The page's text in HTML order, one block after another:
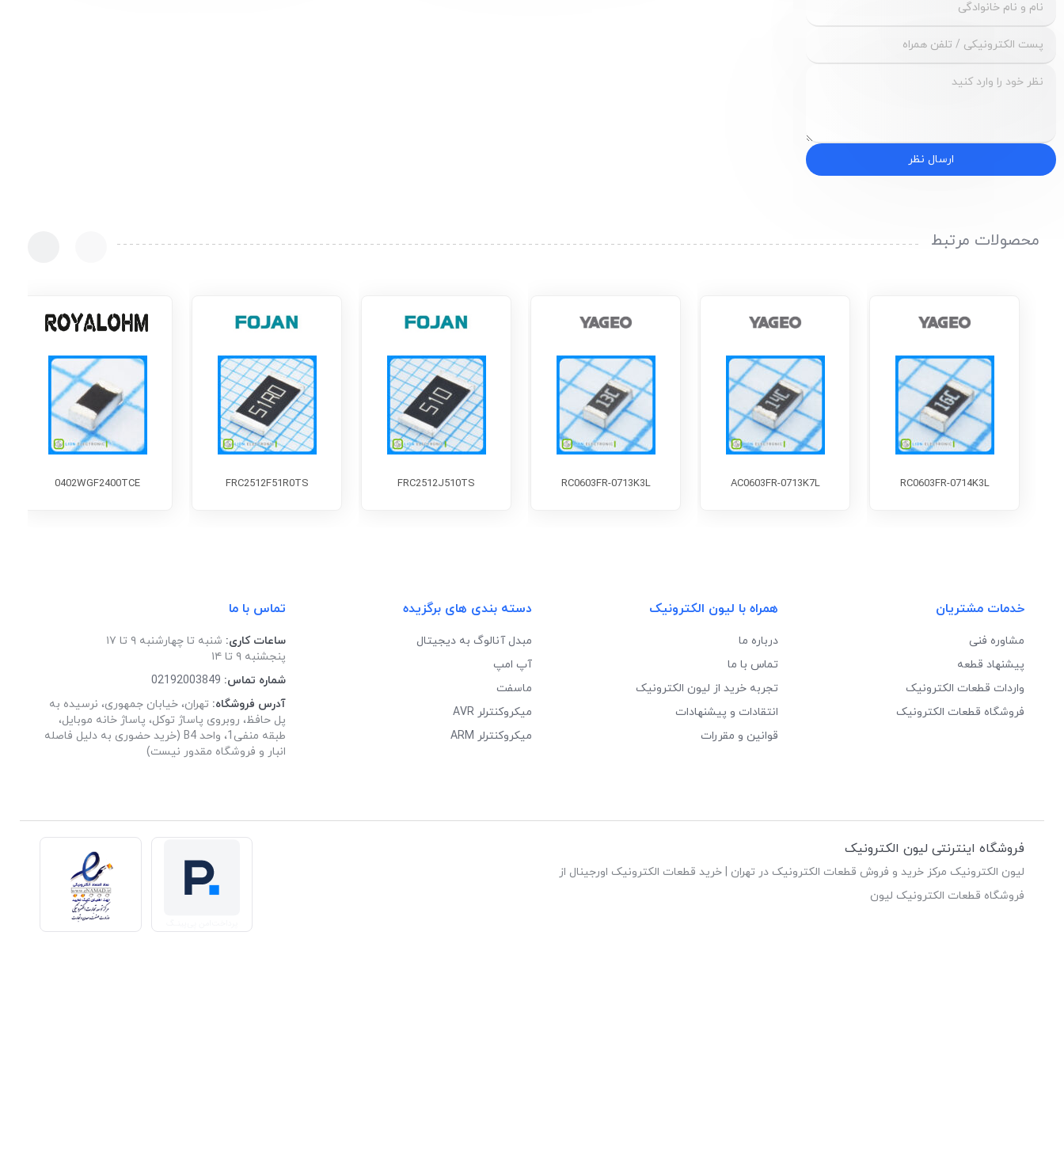
ارسال نظر
محصولات مرتبط
RC0603FR-0714K3L
AC0603FR-0713K7L
RC0603FR-0713K3L
FRC2512J510TS
FRC2512F51R0TS
0402WGF2400TCE
خدمات مشتریان
مشاوره فنی
پیشنهاد قطعه
واردات قطعات الکترونیک
فروشگاه قطعات الکترونیک
همراه با لیون الکترونیک
درباره ما
تماس با ما
تجربه خرید از لیون الکترونیک
انتقادات و پیشنهادات
قوانین و مقررات
دسته بندی های برگزیده
مبدل آنالوگ به دیجیتال
آپ امپ
ماسفت
میکروکنترلر AVR
میکروکنترلر ARM
تماس با ما
ساعات کاری: شنبه تا چهارشنبه ۹ تا ۱۷
پنجشنبه ۹ تا ۱۴
شماره تماس: 02192003849
آدرس فروشگاه: تهران، خیابان جمهوری، نرسیده به
پل حافظ، روبروی پاساژ توکل، پاساژ خانه موبایل،
طبقه منفی1، واحد B4 (خرید حضوری به دلیل فاصله
انبار و فروشگاه مقدور نیست)
فروشگاه اینترنتی لیون الکترونیک
لیون الکترونیک مرکز خرید و فروش قطعات الکترونیک در تهران | خرید قطعات الکترونیک اورجینال از
فروشگاه قطعات الکترونیک لیون